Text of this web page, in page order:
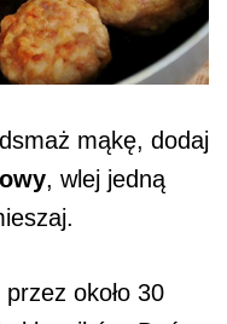
mąkę, dodaj
, wlej jedną
około 30